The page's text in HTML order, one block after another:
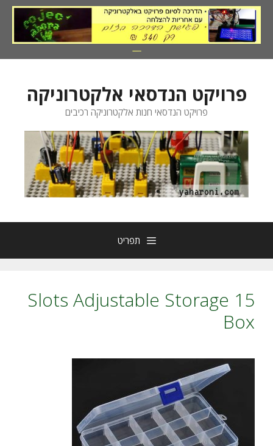
לדלג
לתוכן
פרויקט הנדסאי אלקטרוניקה
פרויקט הנדסאי חנות אלקטרוניקה רכיבים
תפריט
15 Slots Adjustable Storage
Box